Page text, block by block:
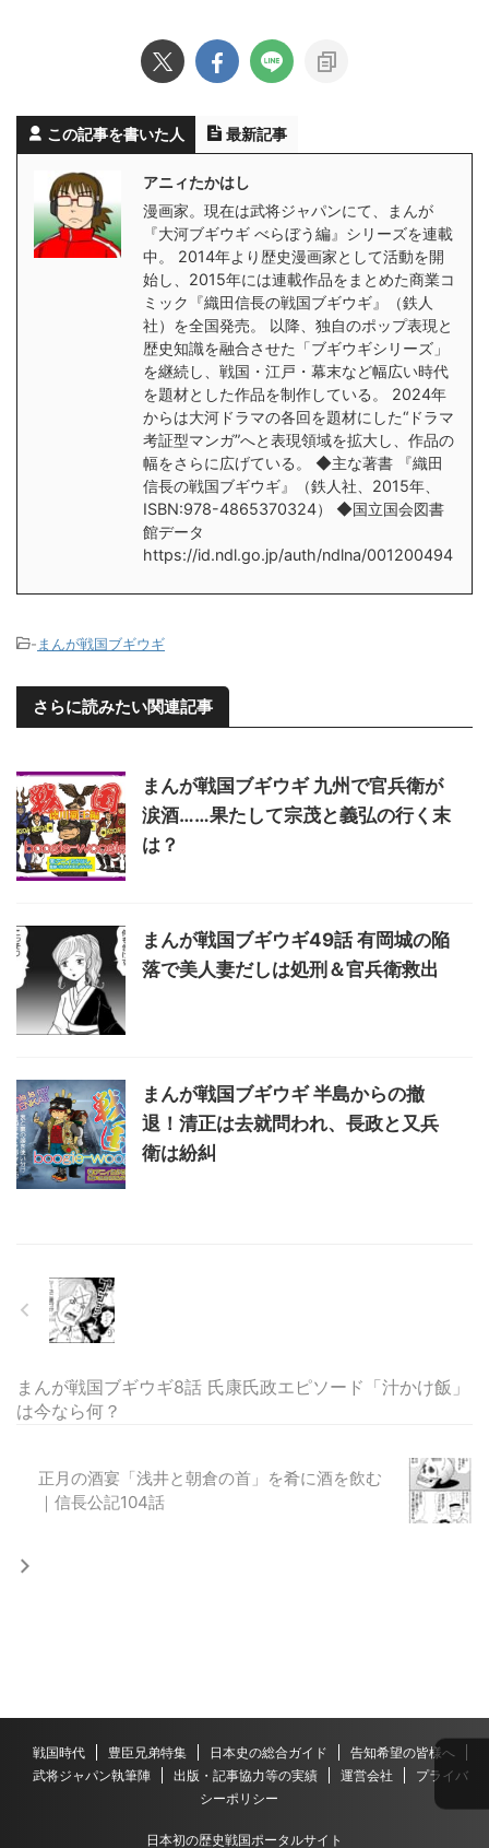
この記事を書いた人 最新記事
アニィたかはし
漫画家。現在は武将ジャパンにて、まんが
『大河ブギウギ べらぼう編』シリーズを連載
中。 2014年より歴史漫画家として活動を開
始し、2015年には連載作品をまとめた商業コ
ミック『織田信長の戦国ブギウギ』（鉄人
社）を全国発売。 以降、独自のポップ表現と
歴史知識を融合させた「ブギウギシリーズ」
を継続し、戦国・江戸・幕末など幅広い時代
を題材とした作品を制作している。 2024年
からは大河ドラマの各回を題材にした“ドラマ
考証型マンガ”へと表現領域を拡大し、作品の
幅をさらに広げている。 ◆主な著書 『織田
信長の戦国ブギウギ』（鉄人社、2015年、
ISBN:978-4865370324） ◆国立国会図書
館データ
https://id.ndl.go.jp/auth/ndlna/001200494
- まんが戦国ブギウギ
さらに読みたい関連記事
まんが戦国ブギウギ 九州で官兵衛が
涙酒……果たして宗茂と義弘の行く末
は？
まんが戦国ブギウギ49話 有岡城の陥
落で美人妻だしは処刑＆官兵衛救出
まんが戦国ブギウギ 半島からの撤
退！清正は去就問われ、長政と又兵
衛は紛糾
まんが戦国ブギウギ8話 氏康氏政エピソード「汁かけ飯」
は今なら何？
正月の酒宴「浅井と朝倉の首」を肴に酒を飲む
｜信長公記104話
戦国時代 豊臣兄弟特集 日本史の総合ガイド
告知希望の皆様へ
武将ジャパン執筆陣
出版・記事協力等の実績 運営会社
プライバ
シーポリシー
日本初の歴史戦国ポータルサイト